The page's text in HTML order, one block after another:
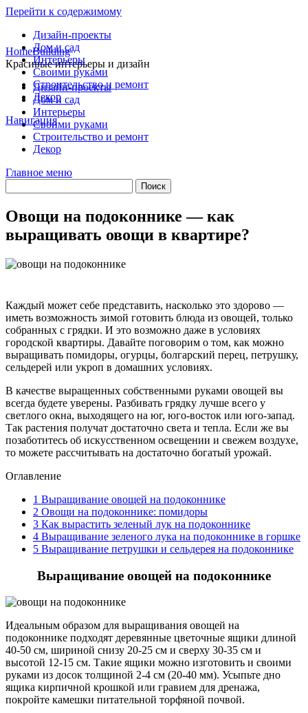
Перейти к содержимому
Дизайн-проекты
Дом и сад
Интерьеры
Своими руками
Строительство и ремонт
Декор
Навигация
HomeBuilding
Красивые интерьеры и дизайн
Дизайн-проекты
Дом и сад
Интерьеры
Своими руками
Строительство и ремонт
Декор
Главное меню
Овощи на подоконнике — как
выращивать овощи в квартире?
Каждый может себе представить, насколько это здорово —
иметь возможность зимой готовить блюда из овощей, только
собранных с грядки. И это возможно даже в условиях
городской квартиры. Давайте поговорим о том, как можно
выращивать помидоры, огурцы, болгарский перец, петрушку,
сельдерей или укроп в домашних условиях.
В качестве выращенных собственными руками овощей вы
всегда будете уверены. Разбивать грядку лучше всего у
светлого окна, выходящего на юг, юго-восток или юго-запад.
Так растения получат достаточно света и тепла. Если же вы
позаботитесь об искусственном освещении и свежем воздухе,
то можете рассчитывать на достаточно богатый урожай.
Оглавление
1 Выращивание овощей на подоконнике
2 Овощи на подоконнике: помидоры
3 Как вырастить зеленый лук на подоконнике
4 Выращивание зеленого лука на подоконнике в горшке
5 Выращивание петрушки и сельдерея на подоконнике
Выращивание овощей на подоконнике
Идеальным образом для выращивания овощей на
подоконнике подходят деревянные цветочные ящики длиной
40-50 см, шириной снизу 20-25 см и сверху 30-35 см и
высотой 12-15 см. Такие ящики можно изготовить и своими
руками из досок толщиной 2-4 см (20-40 мм). Усыпьте дно
ящика кирпичной крошкой или гравием для дренажа,
покройте камешки питательной торфяной почвой.